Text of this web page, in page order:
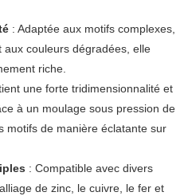
: Adaptée aux motifs complexes,
couleurs dégradées, elle
riche.
une forte tridimensionnalité et
à un moulage sous pression de
motifs de manière éclatante sur
: Compatible avec divers
de zinc, le cuivre, le fer et